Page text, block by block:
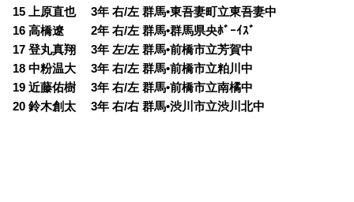
15 上原直也 3年 右/左 群馬•東吾妻町立東吾妻中
16 高橋遼 2年 右/左 群馬•群馬県央ﾎﾞｰｲｽﾞ
17 登丸真翔 3年 左/左 群馬•前橋市立芳賀中
18 中粉温大 3年 右/左 群馬•前橋市立粕川中
19 近藤佑樹 3年 右/左 群馬•前橋市立南橘中
20 鈴木創太 3年 右/右 群馬•渋川市立渋川北中